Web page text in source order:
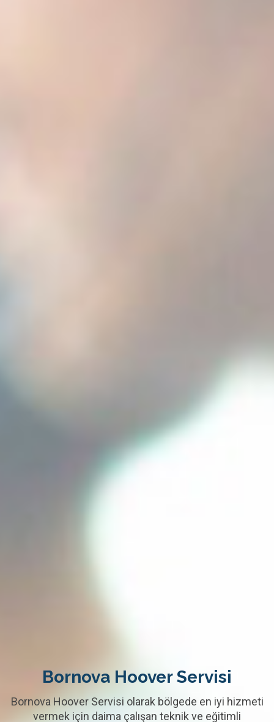
Bornova Hoover Servisi
Bornova Hoover Servisi olarak bölgede en iyi hizmeti
vermek için daima çalışan teknik ve eğitimli